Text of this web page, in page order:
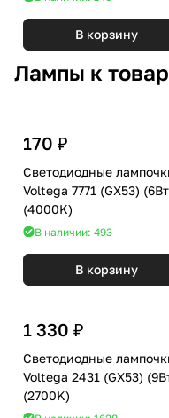
В корзину
Лампы к
170 ₽
Светодиодные
Voltega 7771 (GX53) (6Вт)
(4000K)
В наличии: 493
В корзину
1 330 ₽
Светодиодные
Voltega 2431 (GX53) (9Вт)
(2700K)